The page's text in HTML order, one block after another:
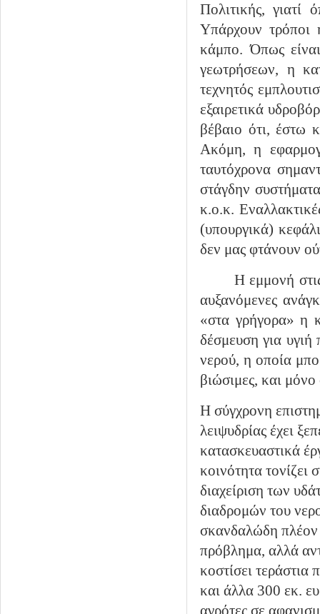
Πολιτικής,
Υπάρχουν τρόποι
κάμπο. Όπως
γεωτρήσεων, η
τεχνητός
εξαιρετικά
βέβαιο ότι, έστω
Ακόμη, η
ταυτόχρονα
στάγδην
κ.ο.κ.
(υπουργικά)
δεν μας φτάνουν
Η εμμονή
αυξανόμενες
«στα γρήγορα» η
δέσμευση για
νερού, η οποία
βιώσιμες, και μόνο
Η σύγχρονη
λειψυδρίας έχει
κατασκευαστικά
κοινότητα
διαχείριση των
διαδρομών του
σκανδαλώδη πλέον
πρόβλημα, αλλά
κοστίσει
και άλλα 300 εκ.
αγρότες σε